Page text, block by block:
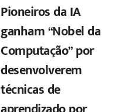
Pioneiros da IA
ganham “Nobel da
Computação” por
desenvolverem
técnicas de